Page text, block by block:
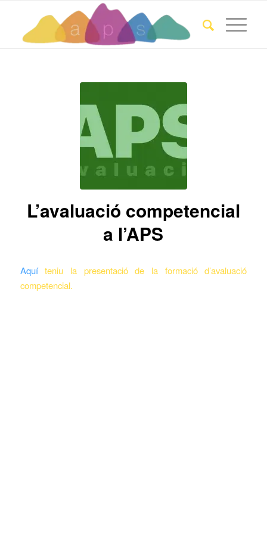
L’avaluació competencial
a l’APS
Aquíteniu la presentació de la formació d’avaluació
competencial.